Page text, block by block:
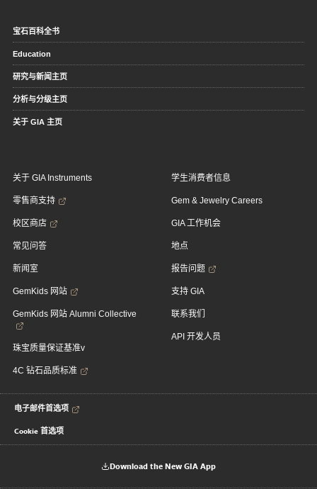
宝石百科全书
Education
研究与新闻主页
分析与分级主页
关于 GIA 主页
关于 GIA Instruments
零售商支持
校区商店
常见问答
新闻室
GemKids 网站
GemKids 网站 Alumni Collective
珠宝质量保证基准v
4C 钻石品质标准
学生消费者信息
Gem & Jewelry Careers
GIA 工作机会
地点
报告问题
支持 GIA
联系我们
API 开发人员
电子邮件首选项
Cookie 首选项
Download the New GIA App